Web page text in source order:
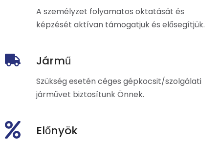
A személyzet folyamatos oktatását és
képzését aktívan támogatjuk és elősegítjük.
Jármű
Szükség esetén céges gépkocsit/szolgálati
járművet biztosítunk Önnek.
Előnyök